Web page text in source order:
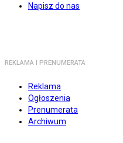
Napisz do nas
REKLAMA I PRENUMERATA
Reklama
Ogłoszenia
Prenumerata
Archiwum